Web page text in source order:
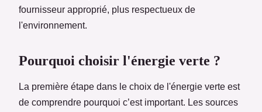
fournisseur approprié, plus respectueux de
l'environnement.
Pourquoi choisir l'énergie verte ?
La première étape dans le choix de l'énergie verte est
de comprendre pourquoi c’est important. Les sources